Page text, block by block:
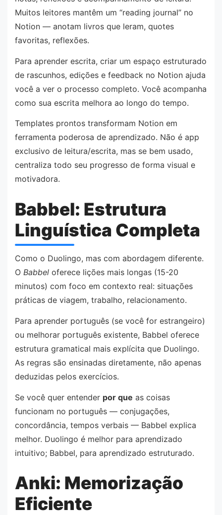
Muitos leitores mantêm um “reading journal” no
Notion — anotam livros que leram, quotes
favoritas, reflexões.
Para aprender escrita, criar um espaço estruturado
de rascunhos, edições e feedback no Notion ajuda
você a ver o processo completo. Você acompanha
como sua escrita melhora ao longo do tempo.
Templates prontos transformam Notion em
ferramenta poderosa de aprendizado. Não é app
exclusivo de leitura/escrita, mas se bem usado,
centraliza todo seu progresso de forma visual e
motivadora.
Babbel: Estrutura
Linguística Completa
Como o Duolingo, mas com abordagem diferente.
O Babbel oferece lições mais longas (15-20
minutos) com foco em contexto real: situações
práticas de viagem, trabalho, relacionamento.
Para aprender português (se você for estrangeiro)
ou melhorar português existente, Babbel oferece
estrutura gramatical mais explícita que Duolingo.
As regras são ensinadas diretamente, não apenas
deduzidas pelos exercícios.
Se você quer entender por que as coisas
funcionam no português — conjugações,
concordância, tempos verbais — Babbel explica
melhor. Duolingo é melhor para aprendizado
intuitivo; Babbel, para aprendizado estruturado.
Anki: Memorização
Eficiente